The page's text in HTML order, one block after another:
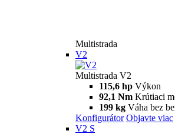
Multistrada
V2
Multistrada V2
115,6 hp Výkon
92,1 Nm Krútiaci
199 kg Váha bez
Konfigurátor Objavte viac
V2 S